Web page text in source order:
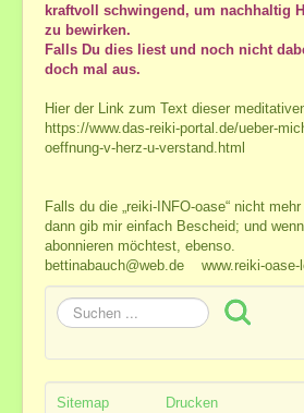
kraftvoll schwingend, um nachhaltig
zu bewirken.
Falls Du dies liest und noch nicht
doch mal aus.
Hier der Link zum Text dieser
https://www.das-reiki-portal.de/ueber-
oeffnung-v-herz-u-verstand.html
Falls du die „reiki-INFO-oase“ nicht
dann gib mir einfach Bescheid; und
abonnieren möchtest, ebenso.
bettinabauch@web.de
www.reiki-oase-
Suchen
...
Sitemap Drucken